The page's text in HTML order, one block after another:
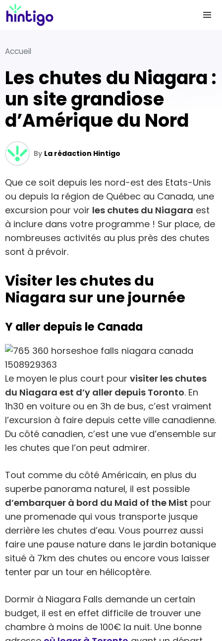
Accueil
Les chutes du Niagara :
un site grandiose
d’Amérique du Nord
By La rédaction Hintigo
Que ce soit depuis les nord-est des Etats-Unis
ou depuis la région de Québec au Canada, une
excursion pour voir les chutes du Niagara est
à inclure dans votre programme ! Sur place, de
nombreuses activités au plus près des chutes
sont à prévoir.
Visiter les chutes du
Niagara sur une journée
Y aller depuis le Canada
Le moyen le plus court pour visiter les chutes
du Niagara est d’y aller depuis Toronto. En
1h30 en voiture ou en 3h de bus, c’est vraiment
l’excursion à faire depuis cette ville canadienne.
Du côté canadien, c’est une vue d’ensemble sur
les chutes que l’on peut admirer.
Tout comme du côté Américain, en plus du
superbe panorama naturel, il est possible
d’embarquer à bord du Maid of the Mist pour
une promenade qui vous transporte jusque
derrière les chutes d’eau. Vous pourrez aussi
faire une pause nature dans le jardin botanique
situé à 7km des chutes ou encore vous laisser
tenter par un tour en hélicoptère.
Dormir à Niagara Falls demande un certain
budget, il est en effet difficile de trouver une
chambre à moins de 100€ la nuit. Une bonne